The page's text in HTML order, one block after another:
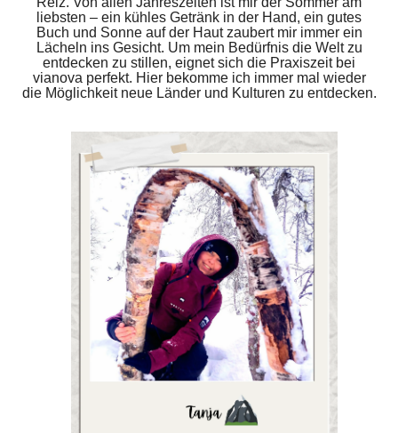
liebsten – ein kühles Getränk in der Hand, ein gutes
Buch und Sonne auf der Haut zaubert mir immer ein
Lächeln ins Gesicht. Um mein Bedürfnis die Welt zu
entdecken zu stillen, eignet sich die Praxiszeit bei
vianova perfekt. Hier bekomme ich immer mal wieder
die Möglichkeit neue Länder und Kulturen zu entdecken.